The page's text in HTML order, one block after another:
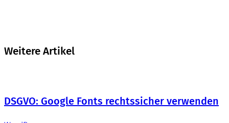
Weitere Artikel
DSGVO: Google Fonts rechtssicher verwenden